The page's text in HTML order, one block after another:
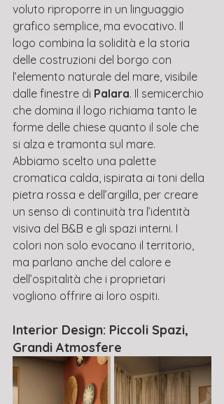
voluto riproporre in un linguaggio
grafico semplice, ma evocativo. Il
logo combina la solidità e la storia
delle costruzioni del borgo con
l’elemento naturale del mare, visibile
dalle finestre di Palara. Il semicerchio
che domina il logo richiama tanto le
forme delle chiese quanto il sole che
si alza e tramonta sul mare.
Abbiamo scelto una palette
cromatica calda, ispirata ai toni della
pietra rossa e dell’argilla, per creare
un senso di continuità tra l’identità
visiva del B&B e gli spazi interni. I
colori non solo evocano il territorio,
ma parlano anche del calore e
dell’ospitalità che i proprietari
vogliono offrire ai loro ospiti.
Interior Design: Piccoli Spazi,
Grandi Atmosfere